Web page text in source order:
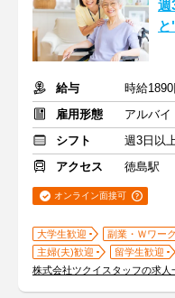
週
給与
時給
雇用形態
アルバイ
シフト
週3日以
アクセス
徳島駅
オンライン面接可
大学生歓迎 副業・Ｗワー
主婦(夫)歓迎
留学生歓迎
株式会社ツクイスタッフの求人